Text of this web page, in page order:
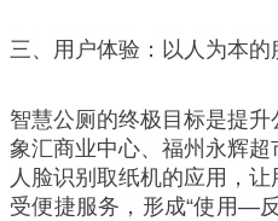
三、用户体验：以人为本的
智慧公厕的终极目标是提
象汇商业中心、福州永辉
人脸识别取纸机的应用，
受便捷服务，形成“使用—